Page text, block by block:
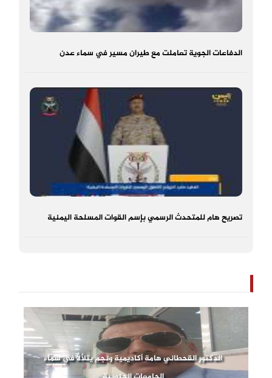
الدفاعات الجوية تعاملت مع طيران مسير في سماء عدن
تصريح هام للمتحدث الرسمي بإسم القوات المسلحة اليمنية
الدكتور القحطاني هامة أكاديمية ونجم يتلألأ في سماء